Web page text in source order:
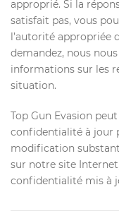
approprié. Si la
satisfait pas, vous
l’autorité appropriée
demandez, nous
informations sur les
situation.
Top Gun Evasion
confidentialité à jour
modification
sur notre site
confidentialité mis à